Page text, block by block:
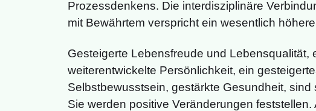
Prozessdenkens. Die interdisziplinäre
mit Bewährtem verspricht ein wesentlich
Gesteigerte Lebensfreude und Lebensqualität,
weiterentwickelte Persönlichkeit, ein
Selbstbewusstsein, gestärkte Gesundheit, sind
Sie werden positive Veränderungen feststellen.